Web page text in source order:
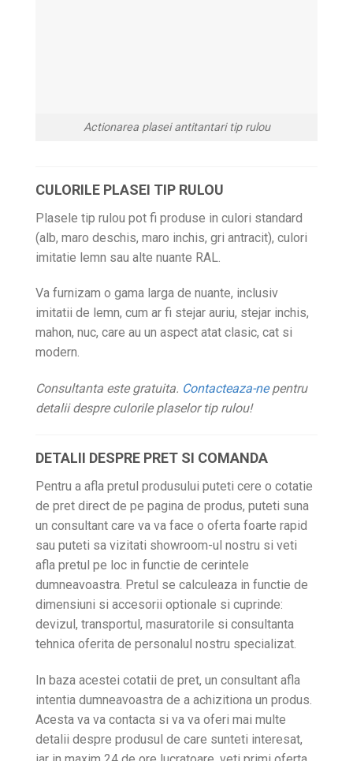
Actionarea plasei antitantari tip rulou
CULORILE PLASEI TIP RULOU
Plasele tip rulou pot fi produse in culori standard
(alb, maro deschis, maro inchis, gri antracit), culori
imitatie lemn sau alte nuante RAL.
Va furnizam o gama larga de nuante, inclusiv
imitatii de lemn, cum ar fi stejar auriu, stejar inchis,
mahon, nuc, care au un aspect atat clasic, cat si
modern.
Consultanta este gratuita. Contacteaza-nepentru
detalii despre culorile plaselor tip rulou!
DETALII DESPRE PRET SI COMANDA
Pentru a afla pretul produsului puteti cere o cotatie
de pret direct de pe pagina de produs, puteti suna
un consultant care va va face o oferta foarte rapid
sau puteti sa vizitati showroom-ul nostru si veti
afla pretul pe loc in functie de cerintele
dumneavoastra. Pretul se calculeaza in functie de
dimensiuni si accesorii optionale si cuprinde:
devizul, transportul, masuratorile si consultanta
tehnica oferita de personalul nostru specializat.
In baza acestei cotatii de pret, un consultant afla
intentia dumneavoastra de a achizitiona un produs.
Acesta va va contacta si va va oferi mai multe
detalii despre produsul de care sunteti interesat,